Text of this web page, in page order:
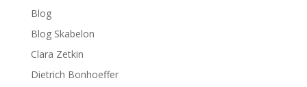
Blog
Blog Skabelon
Clara Zetkin
Dietrich Bonhoeffer